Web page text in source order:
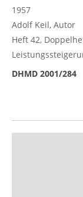
1957
Adolf Keil, Autor
Heft 42,
DHMD 2001/284